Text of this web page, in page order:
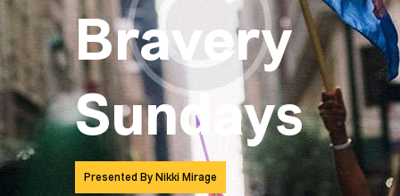
Bravery
Sundays
Presented By Nikki Mirage